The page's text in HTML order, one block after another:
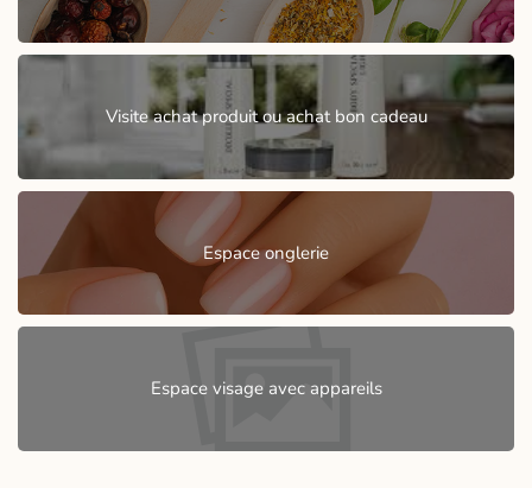
Visite achat produit ou achat bon cadeau
Espace onglerie
Espace visage avec appareils